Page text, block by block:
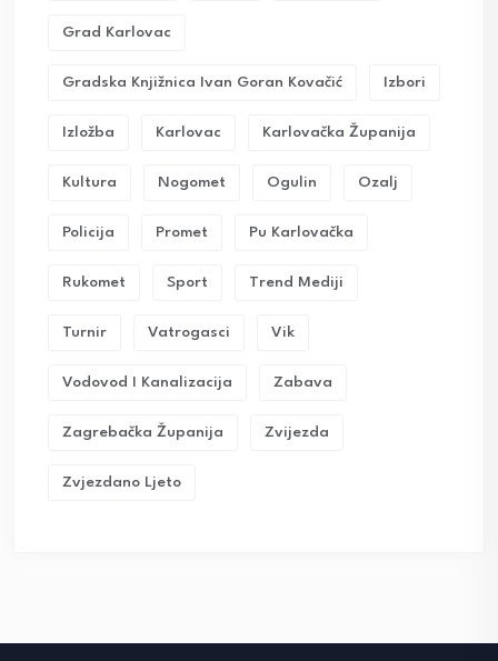
Grad Karlovac
Gradska Knjižnica Ivan Goran Kovačić Izbori
Izložba Karlovac Karlovačka Županija
Kultura Nogomet Ogulin Ozalj
Policija Promet Pu Karlovačka
Rukomet Sport Trend Mediji
Turnir Vatrogasci Vik
Vodovod I Kanalizacija Zabava
Zagrebačka Županija Zvijezda
Zvjezdano Ljeto